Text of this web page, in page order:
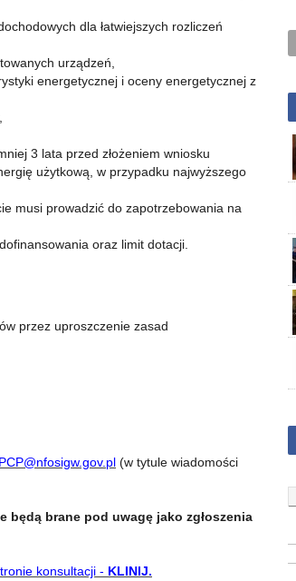
dla łatwiejszych rozliczeń
urządzeń,
energetycznej i oceny energetycznej z
3 lata przed złożeniem wniosku
użytkową, w przypadku najwyższego
musi prowadzić do zapotrzebowania na
oraz limit dotacji.
przez uproszczenie zasad
(w tytule wiadomości
będą brane pod uwagę jako zgłoszenia
konsultacji - KLINIJ.